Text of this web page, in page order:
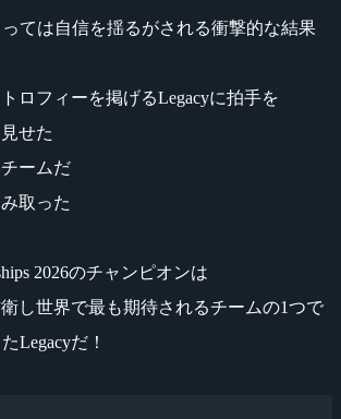
っては自信を揺るがされる衝撃的な結果
ロフィーを掲げるLegacyに拍手を
せた
ームだ
取った
2026のチャンピオンは
し世界で最も期待されるチームの1つで
Legacyだ！